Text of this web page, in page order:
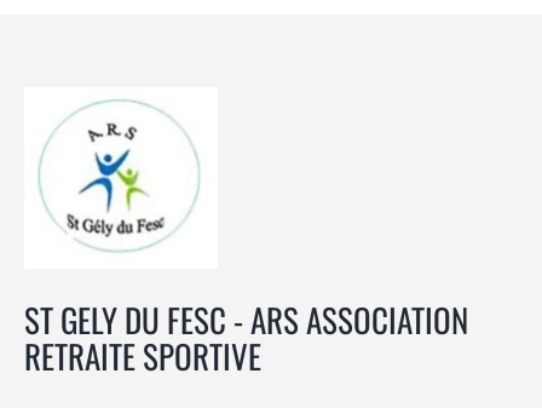
ST GELY DU FESC - ARS ASSOCIATION
RETRAITE SPORTIVE